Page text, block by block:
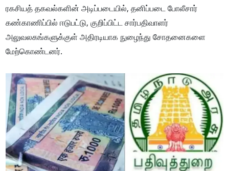
ரகசியத் தகவல்களின் அடிப்படையில், தனிப்படை போலீசார்
கண்காணிப்பில் ஈடுபட்டு, குறிப்பிட்ட சார்பதிவாளர்
அலுவலகங்களுக்குள் அதிரடியாக நுழைந்து சோதனைகளை
மேற்கொண்டனர்.